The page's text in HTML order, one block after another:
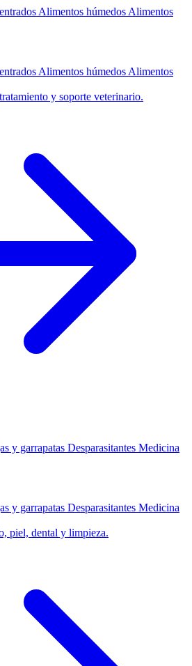
Alimentos húmedos Alimentos
Alimentos húmedos Alimentos
y soporte veterinario.
y garrapatas Desparasitantes Medicina
y garrapatas Desparasitantes Medicina
piel, dental y limpieza.